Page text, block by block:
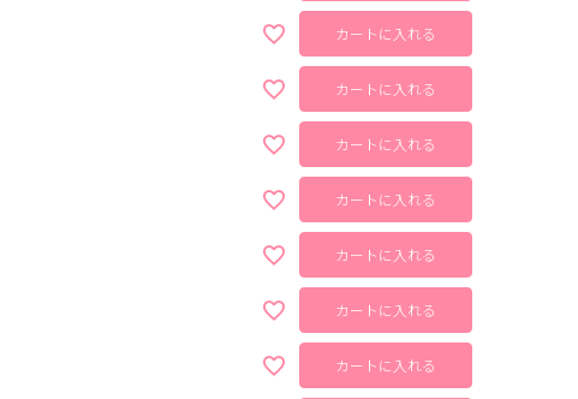
カートに入れる
カートに入れる
カートに入れる
カートに入れる
カートに入れる
カートに入れる
カートに入れる